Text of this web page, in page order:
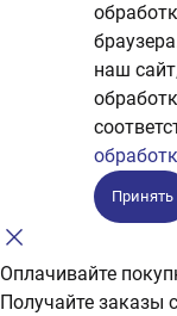
наш
Принять
Оплачивайте
Получайте заказы